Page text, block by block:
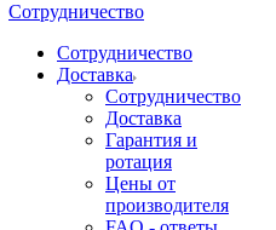
Сотрудничество
Сотрудничество
Доставка
Сотрудничество
Доставка
Гарантия и
ротация
Цены от
производителя